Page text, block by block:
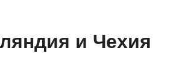
и Чехия